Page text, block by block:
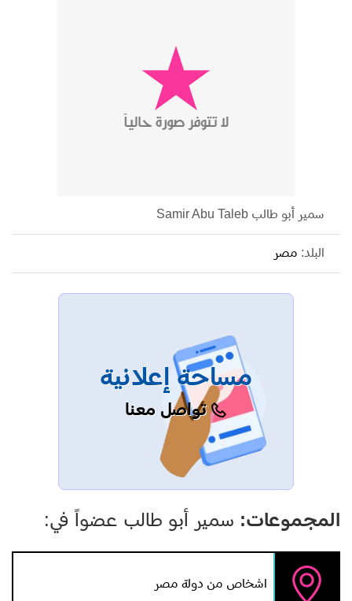
سمير أبو طالب Samir Abu Taleb
البلد: مصر
مساحة إعلانية
تواصل معنا
المجموعات: سمير أبو طالب عضواً في:
اشخاص من دولة مصر